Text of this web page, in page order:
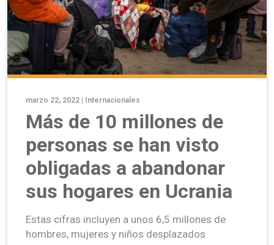
marzo 22, 2022 | Internacionales
Más de 10 millones de
personas se han visto
obligadas a abandonar
sus hogares en Ucrania
Estas cifras incluyen a unos 6,5 millones de
hombres, mujeres y niños desplazados